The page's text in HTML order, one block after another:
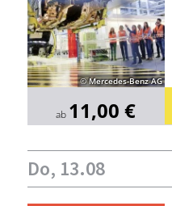
© Mercedes-Benz AG
ab 11,00 €
Do, 13.08